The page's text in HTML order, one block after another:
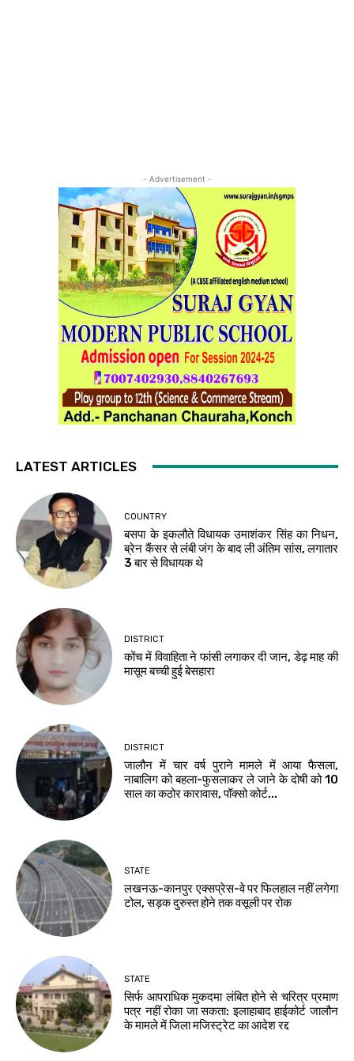
- Advertisement -
LATEST ARTICLES
COUNTRY
बसपा के इकलौते विधायक उमाशंकर सिंह का निधन,
ब्रेन कैंसर से लंबी जंग के बाद ली अंतिम सांस, लगातार
3 बार से विधायक थे
DISTRICT
कोंच में विवाहिता ने फांसी लगाकर दी जान, डेढ़ माह की
मासूम बच्ची हुई बेसहारा
DISTRICT
जालौन में चार वर्ष पुराने मामले में आया फैसला,
नाबालिग को बहला-फुसलाकर ले जाने के दोषी को 10
साल का कठोर कारावास, पॉक्सो कोर्ट...
STATE
लखनऊ-कानपुर एक्सप्रेस-वे पर फिलहाल नहीं लगेगा
टोल, सड़क दुरुस्त होने तक वसूली पर रोक
STATE
सिर्फ आपराधिक मुकदमा लंबित होने से चरित्र प्रमाण
पत्र नहीं रोका जा सकता: इलाहाबाद हाईकोर्ट जालौन
के मामले में जिला मजिस्ट्रेट का आदेश रद्द